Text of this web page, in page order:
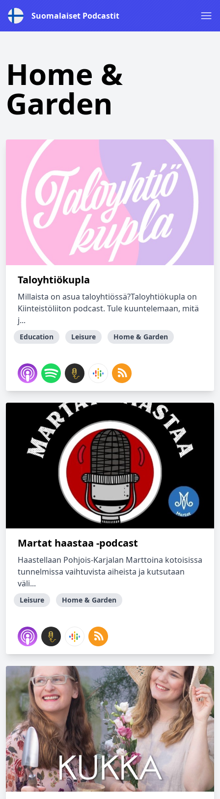
Suomalaiset Podcastit
Home &
Garden
Taloyhtiökupla
Millaista on asua taloyhtiössä?Taloyhtiökupla on
Kiinteistöliiton podcast. Tule kuuntelemaan, mitä
j...
Education Leisure Home & Garden
Martat haastaa -podcast
Haastellaan Pohjois-Karjalan Marttoina kotoisissa
tunnelmissa vaihtuvista aiheista ja kutsutaan
väli...
Leisure Home & Garden